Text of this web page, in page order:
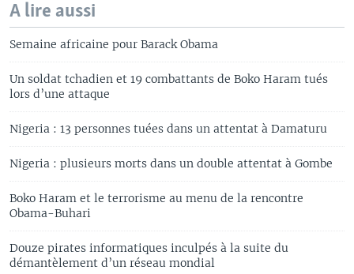
A lire aussi
Semaine africaine pour Barack Obama
Un soldat tchadien et 19 combattants de Boko Haram tués
lors d’une attaque
Nigeria : 13 personnes tuées dans un attentat à Damaturu
Nigeria : plusieurs morts dans un double attentat à Gombe
Boko Haram et le terrorisme au menu de la rencontre
Obama-Buhari
Douze pirates informatiques inculpés à la suite du
démantèlement d’un réseau mondial